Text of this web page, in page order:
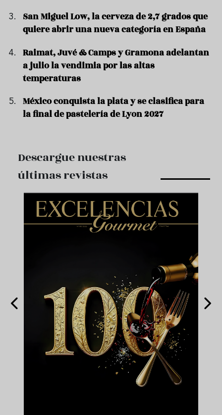
San Miguel Low, la cerveza de 2,7 grados que
quiere abrir una nueva categoría en España
Raimat, Juvé & Camps y Gramona adelantan
a julio la vendimia por las altas
temperaturas
México conquista la plata y se clasifica para
la final de pastelería de Lyon 2027
Descargue nuestras
últimas revistas